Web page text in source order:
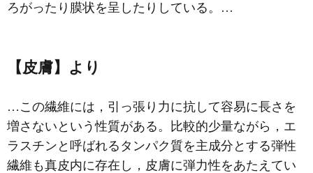
ろがったり膜状を呈したりしている。…
【皮膚】より
…この繊維には，引っ張り力に抗して容易に長さを
増さないという性質がある。比較的少量ながら， エ
ラスチン と呼ばれるタンパク質を主成分とする弾性
繊維も真皮内に存在し，皮膚に弾力性をあたえてい